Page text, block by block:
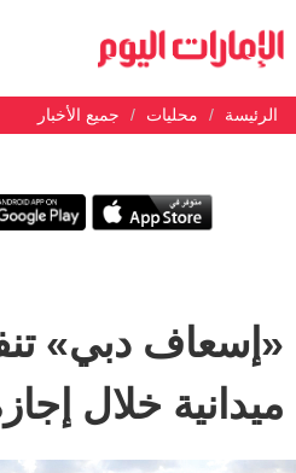
الرئيسة محليات جميع الأخبار
«إسعاف دبي»
ميدانية خلال